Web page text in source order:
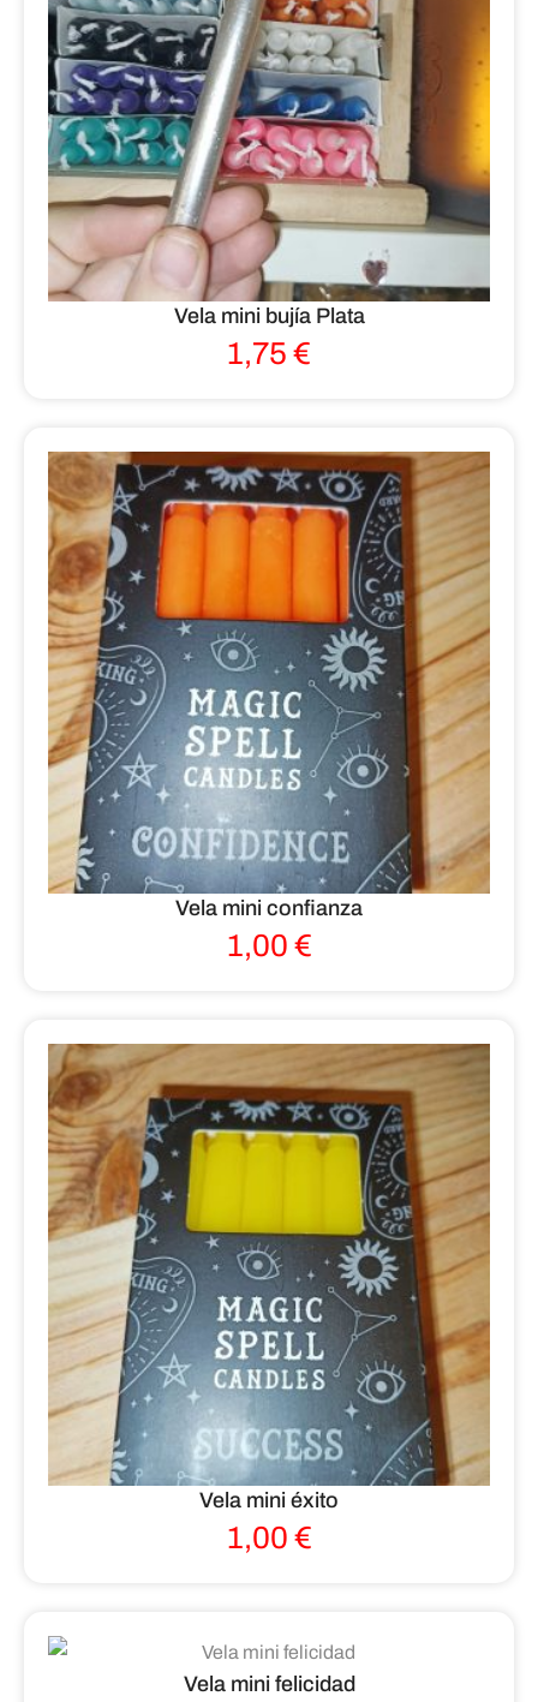
Vela mini bujía Plata
1,75 €
Vela mini confianza
1,00 €
Vela mini éxito
1,00 €
Vela mini felicidad